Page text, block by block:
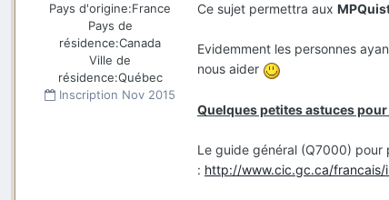
Pays d'origine:France
Pays de
résidence:Canada
Ville de
résidence:Québec
Inscription Nov 2015
Ce sujet permettra aux
Evidemment les personnes
nous aider
Quelques petites astuces
Le guide général (Q7000) pour
: http://www.cic.gc.ca/francais/